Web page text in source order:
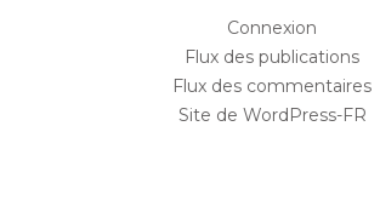
Connexion
Flux des publications
Flux des commentaires
Site de WordPress-FR